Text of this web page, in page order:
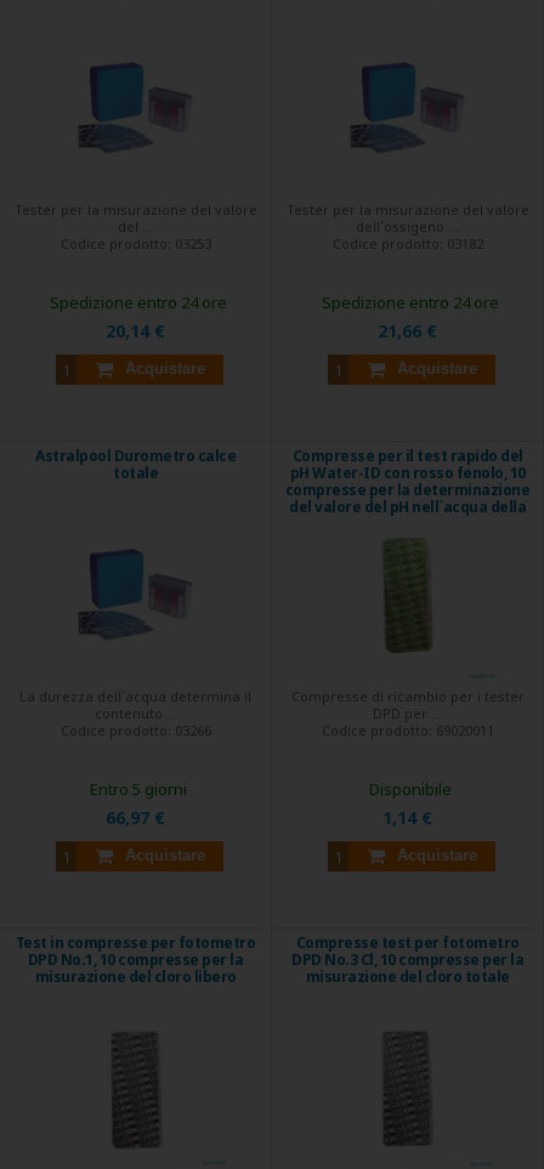
Tester per la misurazione del valore
del ...
Codice prodotto: 03253
20,14 €
Acquistare
Spedizione entro 24 ore
Tester per la misurazione del valore
dell`ossigeno ...
Codice prodotto: 03182
21,66 €
Acquistare
Spedizione entro 24 ore
Astralpool Durometro calce
totale
La durezza dell`acqua determina il
contenuto ...
Codice prodotto: 03266
66,97 €
Acquistare
Entro 5 giorni
Compresse per il test rapido del
pH Water-ID con rosso fenolo, 10
compresse per la determinazione
del valore del pH nell`acqua della
Compresse di ricambio per i tester
DPD per ...
Codice prodotto: 69020011
1,14 €
Acquistare
Disponibile
Test in compresse per fotometro
DPD No.1, 10 compresse per la
misurazione del cloro libero
Compresse test per fotometro
DPD No.3 Cl, 10 compresse per la
misurazione del cloro totale